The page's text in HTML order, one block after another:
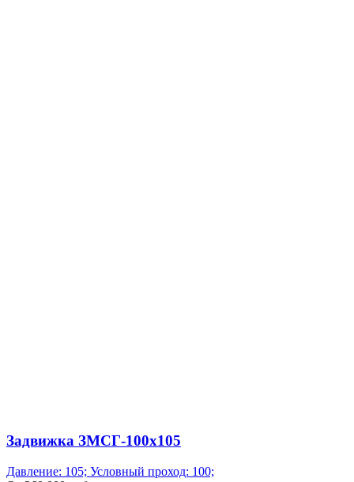
Задвижка ЗМСГ-100х105
Давление: 105; Условный проход: 100;